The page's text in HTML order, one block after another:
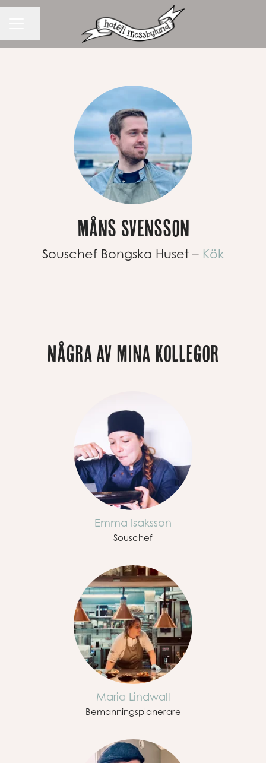
Måns Svensson
Souschef Bongska Huset – Kök
Några av mina kollegor
Emma Isaksson
Souschef
Maria Lindwall
Bemanningsplanerare